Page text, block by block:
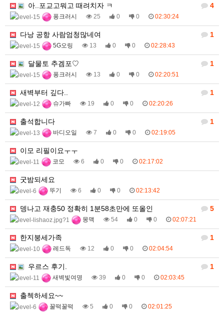
4
아..포교고뭐고 때려치자 ㅋ
퐁크러시 25 0 0 02:30:24
1
다낭 공항 사람엄청많네여
5G오링 13 0 0 02:28:43
1
달물토 추겜포♡
퐁크러시 13 0 0 02:20:51
1
새벽부터 깊다..
슈가빠 19 0 0 02:20:26
1
출석합니다
바디오일 7 0 0 02:19:05
이모 리필이요ㅜㅜ
코모 6 0 0 02:17:02
굿밤되세요
뚜기 6 0 0 02:13:42
5
뎅나고 재충50 정확히 1분58초만에 또올인
몽맥 54 0 0 02:07:21
1
한지붕세가족
레드독 12 0 0 02:04:54
1
우르스 후기.
새벽빛여명 39 0 0 02:03:45
출첵하세요~~
꿀떡꿀떡 5 0 0 02:01:25